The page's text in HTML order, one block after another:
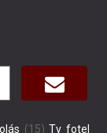
(15) Tv fotel